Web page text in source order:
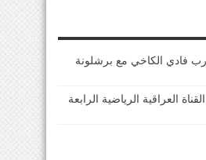
فادي الكاخي مع برشلونة
العراقية الرياضية الرابعة